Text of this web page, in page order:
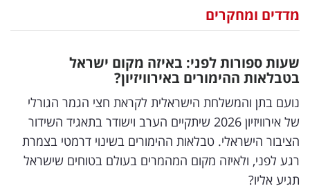
וצרכנות
דיגיטל
וטק
שיווק
ופרסום
משפט
מדדים ומחקרים
שעות ספורות לפני: באיזה מקום ישראל
בטבלאות ההימורים באירוויזיון?
נועם בתן והמשלחת הישראלית לקראת חצי הגמר הגורלי
של אירוויזיון 2026 שיתקיים הערב וישודר בתאגיד השידור
הציבור הישראלי. טבלאות ההימורים בשינוי דרמטי בצמרת
רגע לפני, ולאיזה מקום המהמרים בעולם בטוחים שישראל
תגיע אליו?